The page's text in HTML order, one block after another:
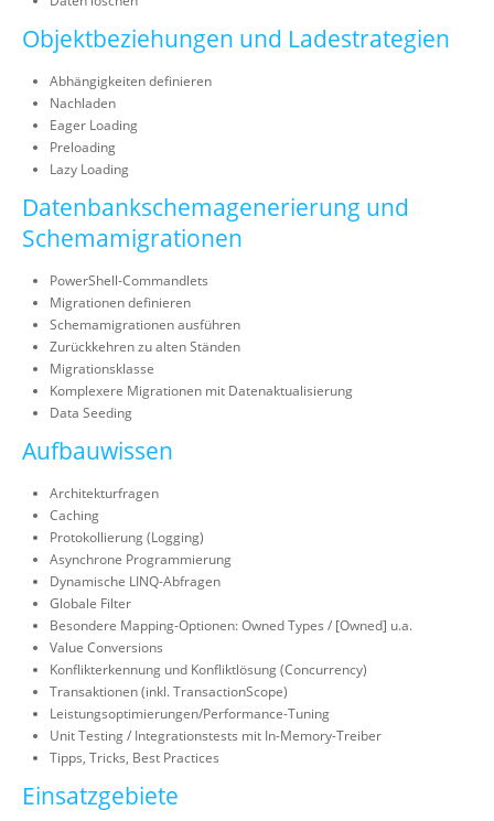
Objektbeziehungen und Ladestrategien
Abhängigkeiten definieren
Nachladen
Eager Loading
Preloading
Lazy Loading
Datenbankschemagenerierung und
Schemamigrationen
PowerShell-Commandlets
Migrationen definieren
Schemamigrationen ausführen
Zurückkehren zu alten Ständen
Migrationsklasse
Komplexere Migrationen mit Datenaktualisierung
Data Seeding
Aufbauwissen
Architekturfragen
Caching
Protokollierung (Logging)
Asynchrone Programmierung
Dynamische LINQ-Abfragen
Globale Filter
Besondere Mapping-Optionen: Owned Types / [Owned] u.a.
Value Conversions
Konflikterkennung und Konfliktlösung (Concurrency)
Transaktionen (inkl. TransactionScope)
Leistungsoptimierungen/Performance-Tuning
Unit Testing / Integrationstests mit In-Memory-Treiber
Tipps, Tricks, Best Practices
Einsatzgebiete